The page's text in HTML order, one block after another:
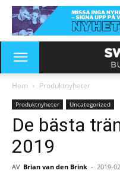
Hem Produktnyheter
Produktnyheter Uncategorized
De bästa
2019
AV Brian van den Brink - 2019-